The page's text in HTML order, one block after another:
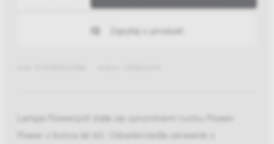
Zapytaj o produkt
Lampa Flowerpot stała się synonimem ruchu Flower
Power z końca lat 60. Odzwierciedla zerwanie z